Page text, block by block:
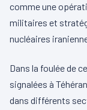
comme une
militaires et
nucléaires
Dans la foulée de
signalées à
dans différents